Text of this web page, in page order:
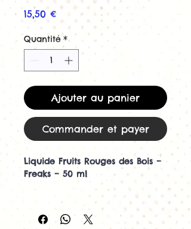
15,50 €Prix
Quantité *
Ajouter au panier
Commander et payer
Liquide Fruits Rouges des Bois –
Freaks – 50 ml
Un festival sauvage de saveurs
fruitées !
Plongez en pleine nature avec